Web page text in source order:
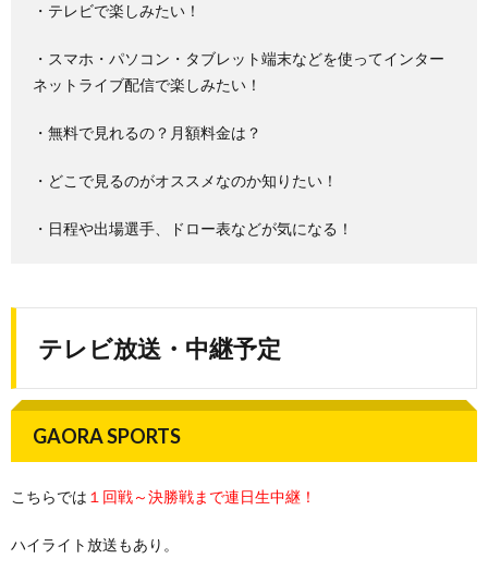
・テレビで楽しみたい！
・スマホ・パソコン・タブレット端末などを使ってインター
ネットライブ配信で楽しみたい！
・無料で見れるの？月額料金は？
・どこで見るのがオススメなのか知りたい！
・日程や出場選手、ドロー表などが気になる！
テレビ放送・中継予定
GAORA SPORTS
こちらでは １回戦～決勝戦まで連日生中継！
ハイライト放送もあり。